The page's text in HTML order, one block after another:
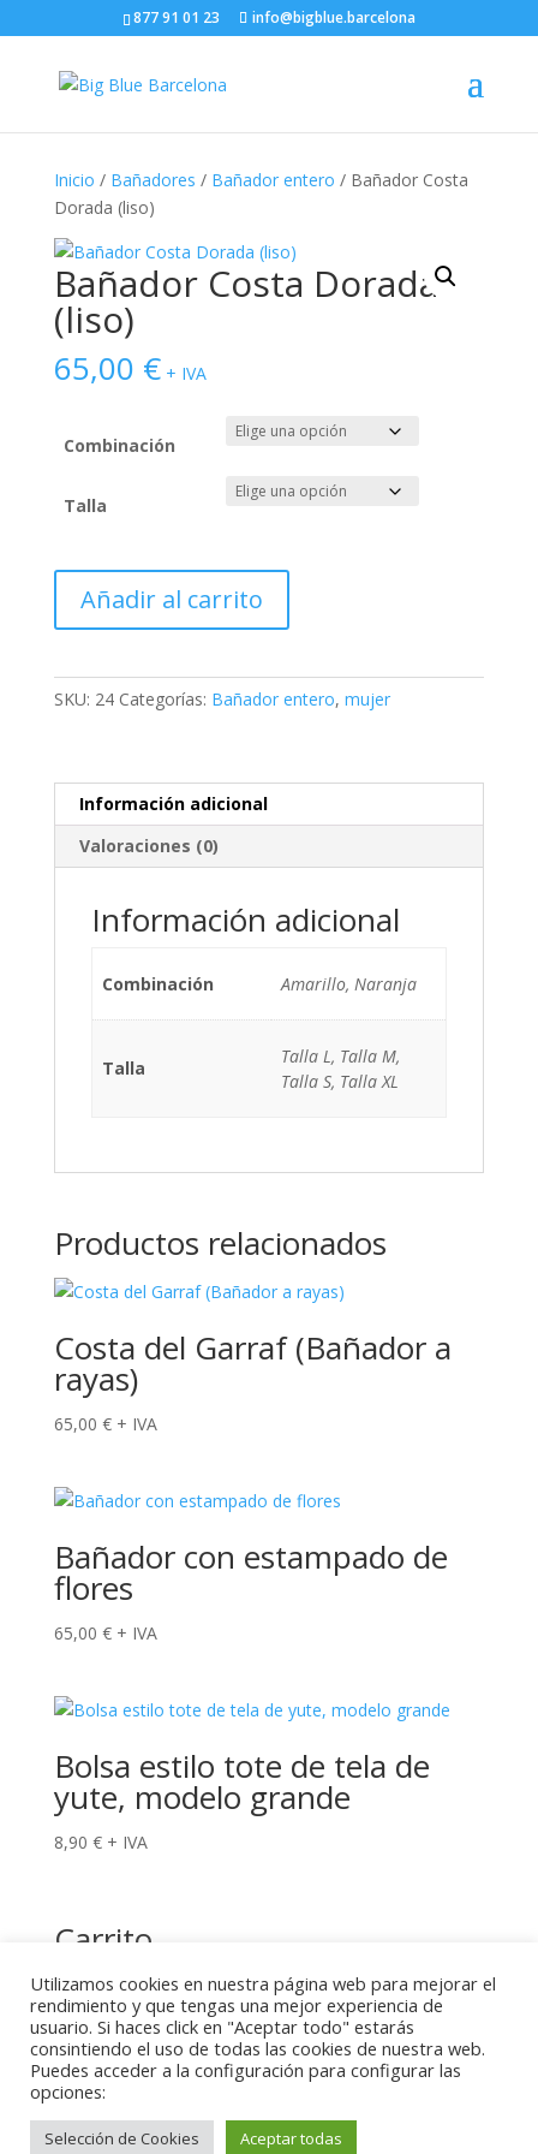
877 91 01 23 info@bigblue.barcelona
Inicio / Bañadores / Bañador entero / Bañador Costa
Dorada (liso)
Bañador Costa Dorada
(liso)
65,00 € + IVA
Combinación
Talla
Costa
Dorada
cantidad
Añadir al carrito
SKU: 24 Categorías: Bañador entero, mujer
Información adicional
Valoraciones (0)
Información adicional
Combinación Amarillo, Naranja
Talla
Talla L, Talla M,
Talla S, Talla XL
Productos relacionados
Costa del Garraf (Bañador a
rayas)
65,00 € + IVA
Bañador con estampado de
flores
65,00 € + IVA
Bolsa estilo tote de tela de
yute, modelo grande
8,90 € + IVA
Carrito
2022. Big Blue Barcelona. Todos los derechos
reservados. Proyecto desarrollado por
Utilizamos cookies en nuestra página web para mejorar el
rendimiento y que tengas una mejor experiencia de
usuario. Si haces click en "Aceptar todo" estarás
consintiendo el uso de todas las cookies de nuestra web.
Puedes acceder a la configuración para configurar las
opciones:
Selección de Cookies Aceptar todas